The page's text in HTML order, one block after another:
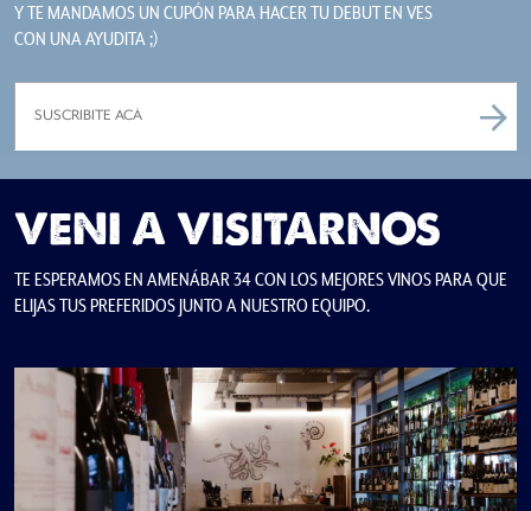
Y TE MANDAMOS UN CUPÓN PARA HACER TU DEBUT EN VES
CON UNA AYUDITA ;)
VENI A VISITARNOS
TE ESPERAMOS EN AMENÁBAR 34 CON LOS MEJORES VINOS PARA QUE
ELIJAS TUS PREFERIDOS JUNTO A NUESTRO EQUIPO.